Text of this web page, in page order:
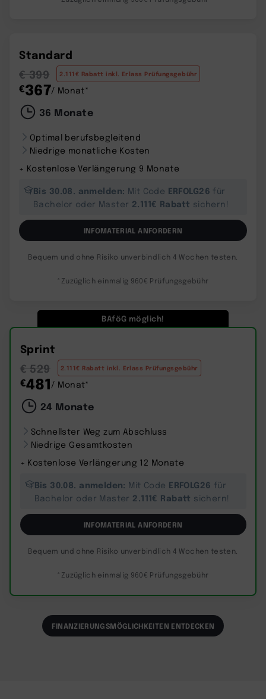
Standard
€ 399
2.111€ Rabatt inkl. Erlass Prüfungsgebühr
€367/ Monat*
36 Monate
Optimal berufsbegleitend
Niedrige monatliche Kosten
+ Kostenlose Verlängerung 9 Monate
Bis 30.08. anmelden: Mit Code ERFOLG26 für
Bachelor oder Master 2.111€ Rabatt sichern!
INFOMATERIAL ANFORDERN
Bequem und ohne Risiko unverbindlich 4 Wochen testen.
*Zuzüglich einmalig 960€ Prüfungsgebühr
BAföG möglich!
Sprint
€ 529
2.111€ Rabatt inkl. Erlass Prüfungsgebühr
€481/ Monat*
24 Monate
Schnellster Weg zum Abschluss
Niedrige Gesamtkosten
+ Kostenlose Verlängerung 12 Monate
Bis 30.08. anmelden: Mit Code ERFOLG26 für
Bachelor oder Master 2.111€ Rabatt sichern!
INFOMATERIAL ANFORDERN
Bequem und ohne Risiko unverbindlich 4 Wochen testen.
*Zuzüglich einmalig 960€ Prüfungsgebühr
FINANZIERUNGSMÖGLICHKEITEN ENTDECKEN